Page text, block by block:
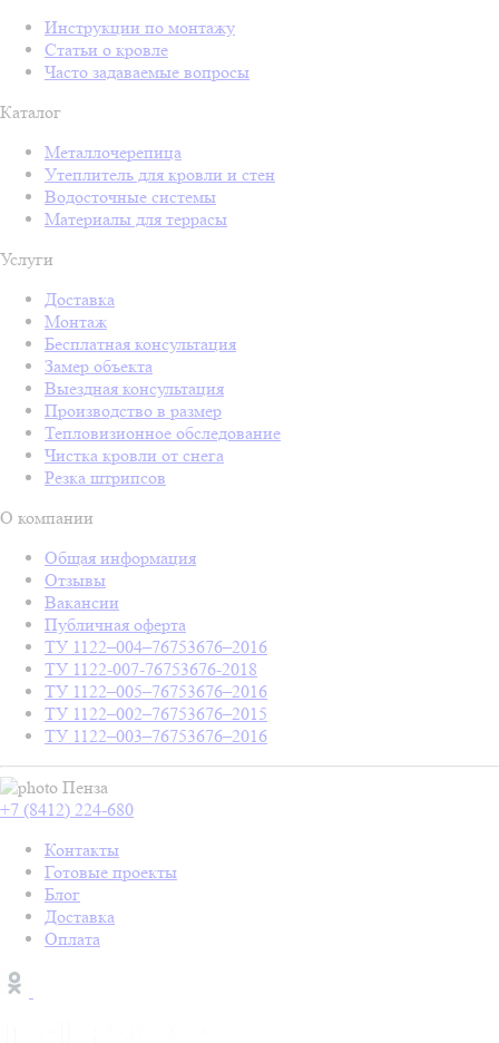
Инструкции по монтажу
Статьи о кровле
Часто задаваемые вопросы
Каталог
Металлочерепица
Утеплитель для кровли и стен
Водосточные системы
Материалы для террасы
Услуги
Доставка
Монтаж
Бесплатная консультация
Замер объекта
Выездная консультация
Производство в размер
Тепловизионное обследование
Чистка кровли от снега
Резка штрипсов
О компании
Общая информация
Отзывы
Вакансии
Публичная оферта
ТУ 1122–004–76753676–2016
ТУ 1122-007-76753676-2018
ТУ 1122–005–76753676–2016
ТУ 1122–002–76753676–2015
ТУ 1122–003–76753676–2016
Пенза
+7 (8412) 224-680
Контакты
Готовые проекты
Блог
Доставка
Оплата